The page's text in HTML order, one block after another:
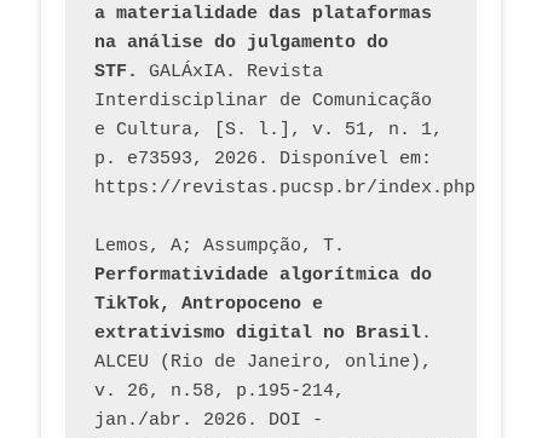
a materialidade das plataformas
na análise do julgamento do
STF.
GALÁxIA. Revista
Interdisciplinar de Comunicação
e Cultura, [S. l.], v. 51, n. 1,
p. e73593, 2026. Disponível em:
Performatividade algorítmica do
TikTok, Antropoceno e
extrativismo digital no Brasil.
ALCEU (Rio de Janeiro, online),
v. 26, n.58, p.195-214,
jan./abr. 2026. DOI -